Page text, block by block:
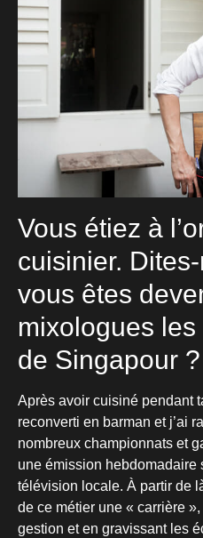
Vous étiez à
cuisinier.
vous êtes
mixologues
de Singapour ?
Après avoir cuisiné pendant
reconverti en barman et j’ai
nombreux championnats et
une émission hebdomadaire
télévision locale. À partir de
de ce métier une « carrière
gestion et en gravissant les